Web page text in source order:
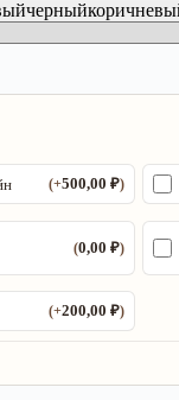
черный
(+500,00₽)
(0,00₽)
(+200,00₽)